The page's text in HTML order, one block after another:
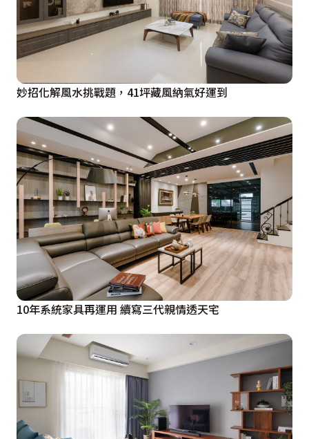
妙招化解風水挑戰題，41坪藏風納氣好運到
10年系統家具再運用 續寫三代親情透天宅